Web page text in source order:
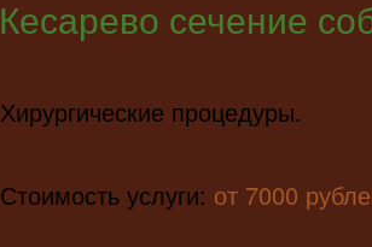
Кесарево сечение
Хирургические процедуры.
Стоимость услуги: от 7000